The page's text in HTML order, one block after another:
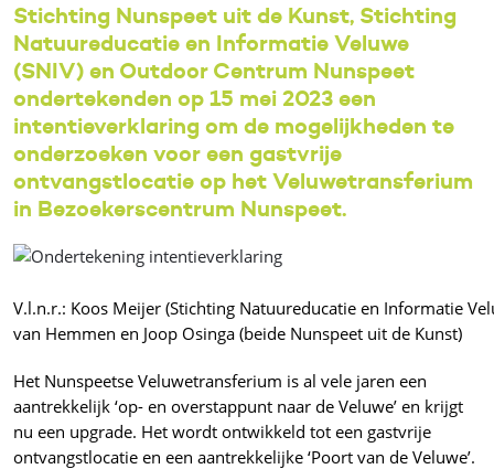
Stichting Nunspeet uit de Kunst, Stichting
Natuureducatie en Informatie Veluwe
(SNIV) en Outdoor Centrum Nunspeet
ondertekenden op 15 mei 2023 een
intentieverklaring om de mogelijkheden te
onderzoeken voor een gastvrije
ontvangstlocatie op het Veluwetransferium
in Bezoekerscentrum Nunspeet.
V.l.n.r.: Koos Meijer (Stichting Natuureducatie en Informatie
van Hemmen en Joop Osinga (beide Nunspeet uit de Kunst)
Het Nunspeetse Veluwetransferium is al vele jaren een
aantrekkelijk ‘op- en overstappunt naar de Veluwe’ en krijgt
nu een upgrade. Het wordt ontwikkeld tot een gastvrije
ontvangstlocatie en een aantrekkelijke ‘Poort van de Veluwe’.